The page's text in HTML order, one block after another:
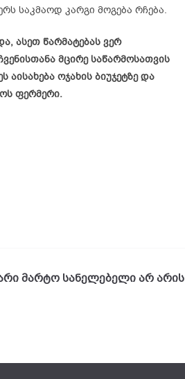
საკმაოდ კარგი მოგება რჩება.
ასეთ წარმატებას ვერ
მცირე საწარმოსათვის
ოჯახის ბიუჯეტზე და
ფერმერი.
მარტო სანელებელი არ არის